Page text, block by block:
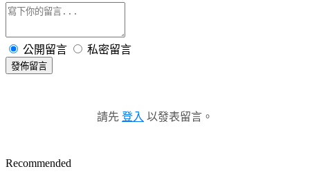
公開留言 私密留言
發佈留言
請先 登入 以發表留言。
Recommended